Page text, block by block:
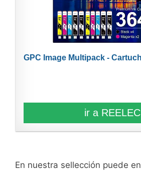
GPC Image Multipack -
ir a REELEC
En nuestra sellección puede